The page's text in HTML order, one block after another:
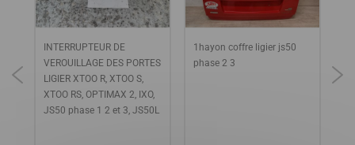
INTERRUPTEUR DE
VEROUILLAGE DES PORTES
LIGIER XTOO R, XTOO S,
XTOO RS, OPTIMAX 2, IXO,
JS50 phase 1 2 et 3, JS50L
1hayon coffre ligier js50
phase 2 3